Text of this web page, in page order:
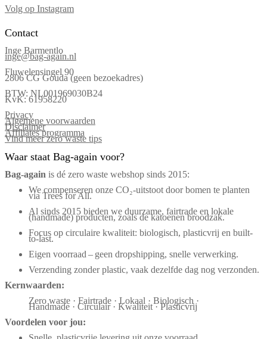
Volg op Instagram
Contact
Inge Barmentlo
inge@bag-again.nl
Fluwelensingel 90
2806 CG Gouda (geen bezoekadres)
BTW: NL001969030B24
KvK: 61958220
Privacy
Algemene voorwaarden
Disclaimer
Affiliates programma
Vind meer zero waste tips
Waar staat Bag-again voor?
Bag‑again is dé zero waste webshop sinds 2015:
We compenseren onze CO₂-uitstoot door bomen te planten
via Trees for All.
Al sinds 2015 bieden we duurzame, fairtrade en lokale
(handmade) producten, zoals de katoenen broodzak.
Focus op circulaire kwaliteit: biologisch, plasticvrij en built-
to-last.
Eigen voorraad – geen dropshipping, snelle verwerking.
Verzending zonder plastic, vaak dezelfde dag nog verzonden.
Kernwaarden:
Zero waste · Fairtrade · Lokaal · Biologisch ·
Handmade · Circulair · Kwaliteit · Plasticvrij
Voordelen voor jou: